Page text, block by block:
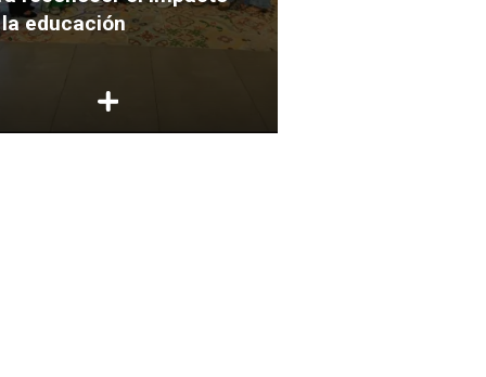
educación